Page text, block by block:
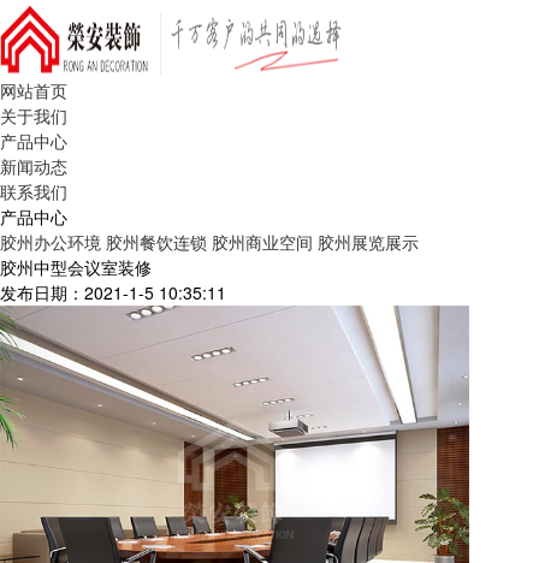
网站首页
关于我们
产品中心
新闻动态
联系我们
产品中心
胶州办公环境 胶州餐饮连锁 胶州商业空间 胶州展览展示
胶州中型会议室装修
发布日期：2021-1-5 10:35:11